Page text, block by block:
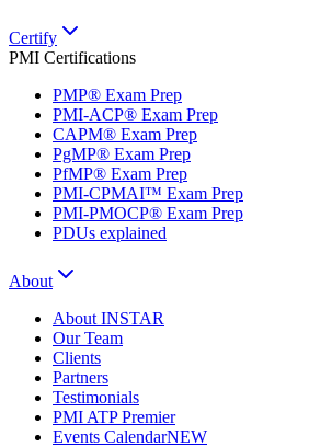
Certify
PMI Certifications
PMP® Exam Prep
PMI-ACP® Exam Prep
CAPM® Exam Prep
PgMP® Exam Prep
PfMP® Exam Prep
PMI-CPMAI™ Exam Prep
PMI-PMOCP® Exam Prep
PDUs explained
About
About INSTAR
Our Team
Clients
Partners
Testimonials
PMI ATP Premier
Events CalendarNEW